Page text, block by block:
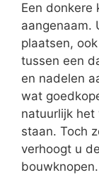
Een donkere
aangenaam.
plaatsen,
tussen een
en nadelen
wat
natuurlijk het
staan. Toch
verhoogt u